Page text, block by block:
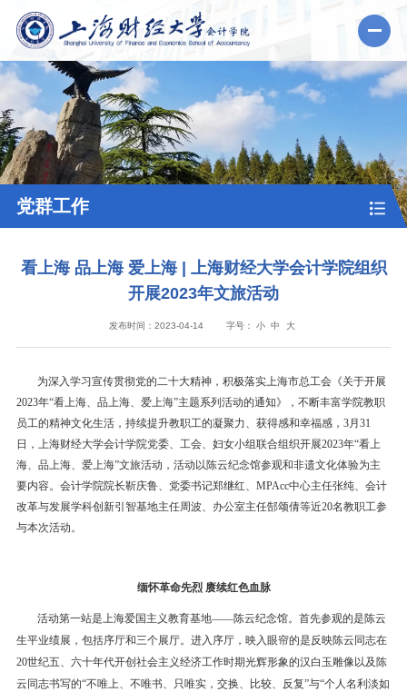
党群工作
看上海 品上海 爱上海 | 上海财经大学会计学院组织
开展2023年文旅活动
发布时间：2023-04-14 字号： 小 中 大
为深入学习宣传贯彻党的二十大精神，积极落实上海市总工会《关于开展
2023年“看上海、品上海、爱上海”主题系列活动的通知》，不断丰富学院教职
员工的精神文化生活，持续提升教职工的凝聚力、获得感和幸福感，3月31
日，上海财经大学会计学院党委、工会、妇女小组联合组织开展2023年“看上
海、品上海、爱上海”文旅活动，活动以陈云纪念馆参观和非遗文化体验为主
要内容。会计学院院长靳庆鲁、党委书记郑继红、MPAcc中心主任张纯、会计
改革与发展学科创新引智基地主任周波、办公室主任郜颂倩等近20名教职工参
与本次活动。
缅怀革命先烈 赓续红色血脉
活动第一站是上海爱国主义教育基地——陈云纪念馆。首先参观的是陈云
生平业绩展，包括序厅和三个展厅。进入序厅，映入眼帘的是反映陈云同志在
20世纪五、六十年代开创社会主义经济工作时期光辉形象的汉白玉雕像以及陈
云同志书写的“不唯上、不唯书、只唯实，交换、比较、反复”与“个人名利淡如